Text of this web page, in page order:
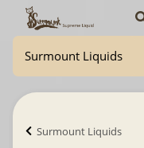
Surmount Liquids
Surmount Liquids